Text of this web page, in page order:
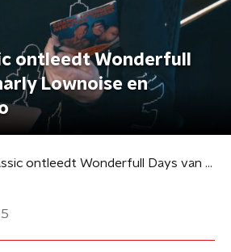
ontleedt Wonderfull
Lownoise en
Barts Classic ontleedt Wonderfull Days van Charly Lownoise en Mental Theo